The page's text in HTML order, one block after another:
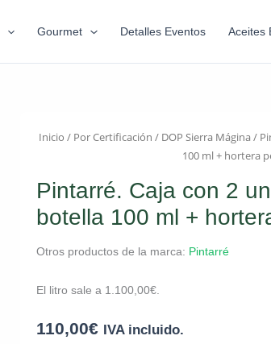
Gourmet Detalles Eventos Aceites
Inicio / Por Certificación / DOP Sierra Mágina/
100 ml + hortera
Pintarré. Caja con 2
botella 100 ml +
Otros productos de la marca: Pintarré
El litro sale a 1.100,00€.
110,00€ IVA incluido.